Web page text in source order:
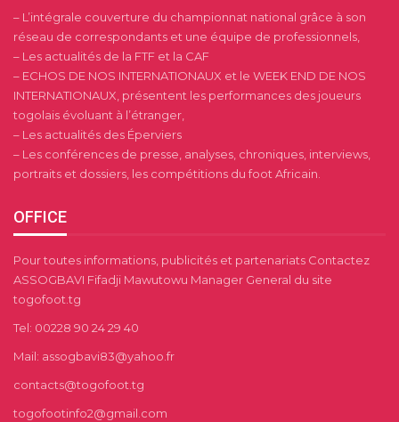
– L’intégrale couverture du championnat national grâce à son
réseau de correspondants et une équipe de professionnels,
– Les actualités de la FTF et la CAF
– ECHOS DE NOS INTERNATIONAUX et le WEEK END DE NOS
INTERNATIONAUX, présentent les performances des joueurs
togolais évoluant à l’étranger,
– Les actualités des Éperviers
– Les conférences de presse, analyses, chroniques, interviews,
portraits et dossiers, les compétitions du foot Africain.
OFFICE
Pour toutes informations, publicités et partenariats Contactez
ASSOGBAVI Fifadji Mawutowu Manager General du site
togofoot.tg
Tel: 00228 90 24 29 40
Mail: assogbavi83@yahoo.fr
contacts@togofoot.tg
togofootinfo2@gmail.com